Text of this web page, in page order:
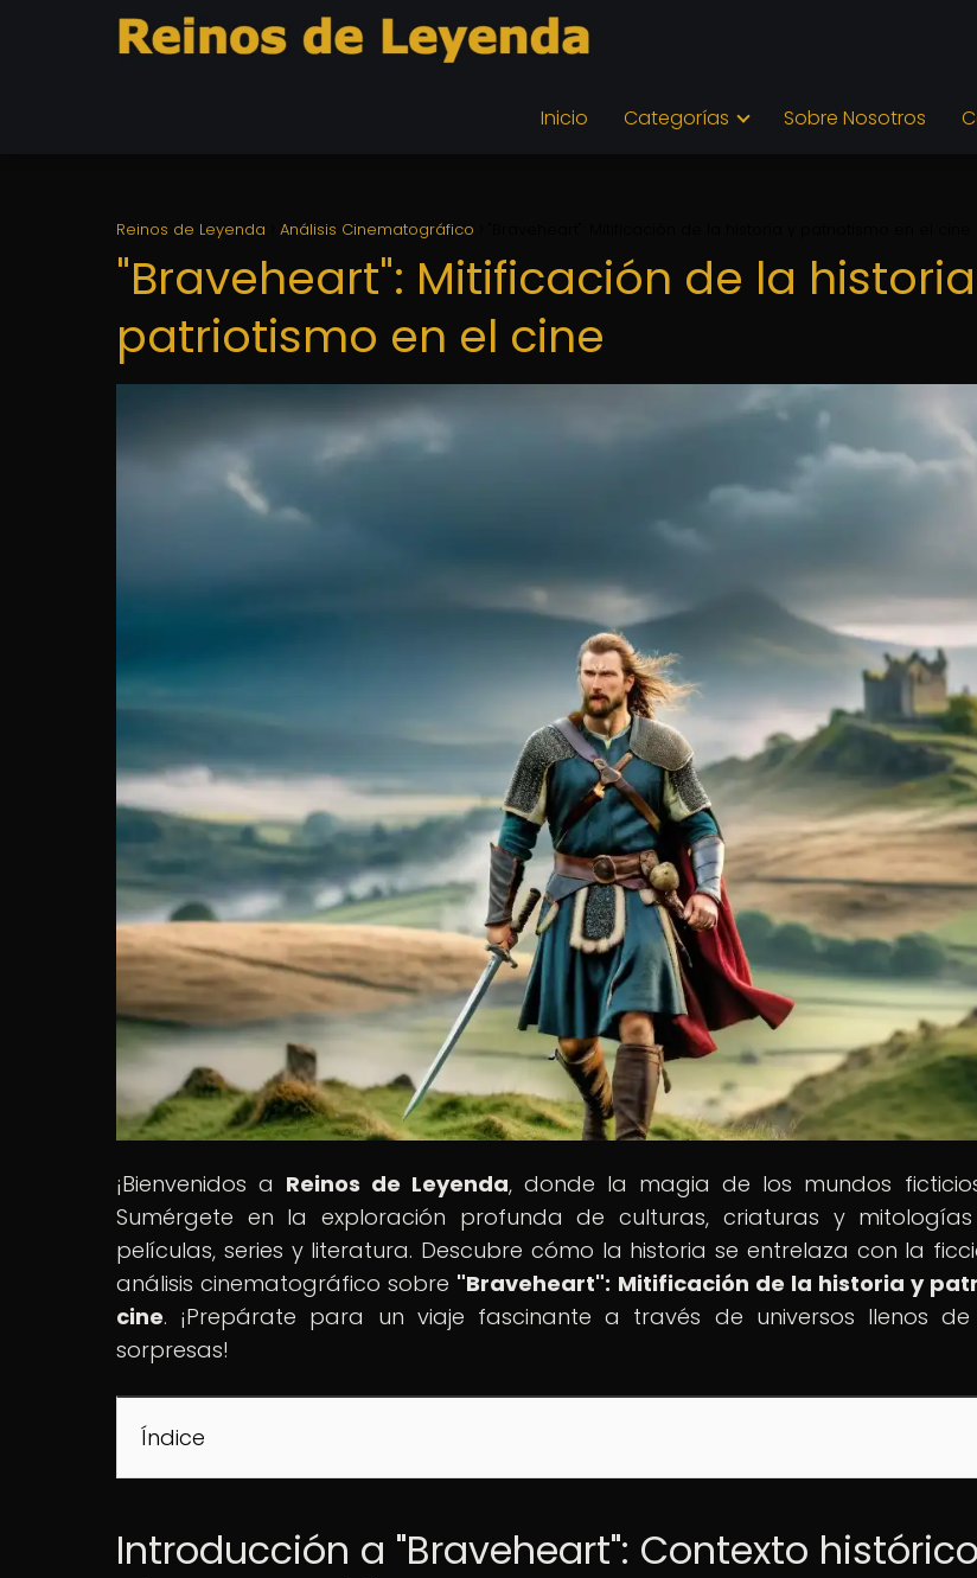
Inicio Categorías Sobre Nosotros
Reinos de Leyenda Análisis Cinematográfico
"Braveheart": Mitificación de la
patriotismo en el cine
¡Bienvenidos a Reinos de Leyenda, donde la magia de los mundos
Sumérgete en la exploración profunda de culturas, criaturas y
películas, series y literatura. Descubre cómo la historia se entrelaza con la
análisis cinematográfico sobre "Braveheart": Mitificación de la historia y
cine. ¡Prepárate para un viaje fascinante a través de universos llenos
sorpresas!
Índice
Introducción a "Braveheart": Contexto